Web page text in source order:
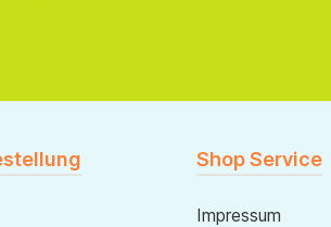
Shop Service
Impressum